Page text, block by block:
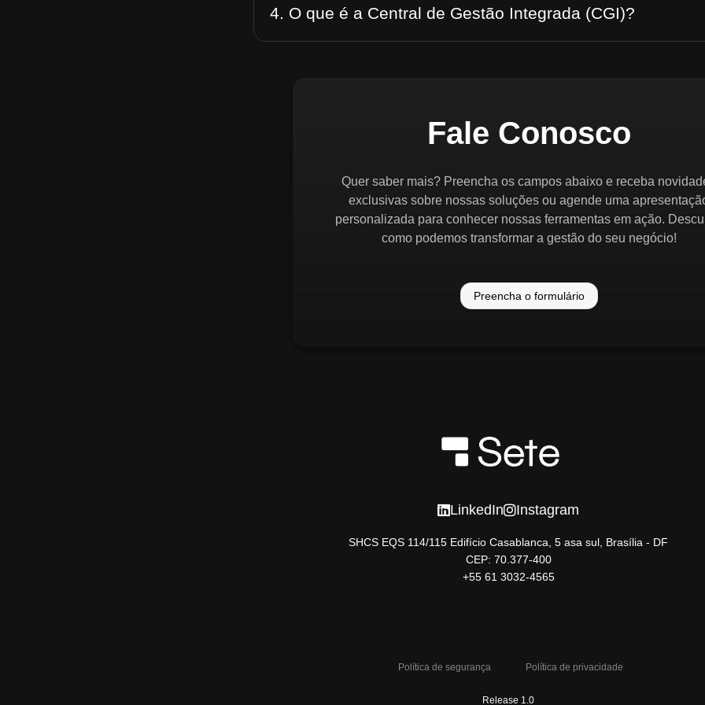
4. O que é a Central de Gestão Integrada (CGI)?
Fale Conosco
Quer saber mais? Preencha os campos abaixo e receba
exclusivas sobre nossas soluções ou agende uma
personalizada para conhecer nossas ferramentas em ação.
como podemos transformar a gestão do seu negócio!
Preencha o formulário
LinkedIn Instagram
SHCS EQS 114/115 Edifício Casablanca, 5 asa sul, Brasília - DF
CEP: 70.377-400
+55 61 3032-4565
Política de segurança Política de privacidade
Release 1.0